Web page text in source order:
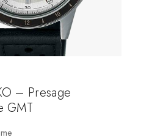
– Presage
GMT